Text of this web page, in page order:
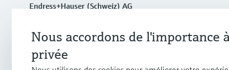
Endress+Hauser (Schweiz) AG
Nous accordons de l'importance
privée